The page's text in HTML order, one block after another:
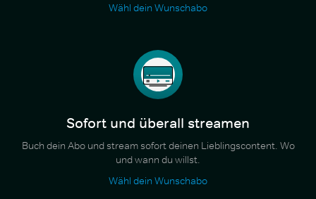
Wähl dein Wunschabo
Sofort und überall streamen
Buch dein Abo und stream sofort deinen Lieblingscontent. Wo
und wann du willst.
Wähl dein Wunschabo